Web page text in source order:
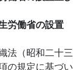
労働省の設置
法（昭和二十
の規定に基づ